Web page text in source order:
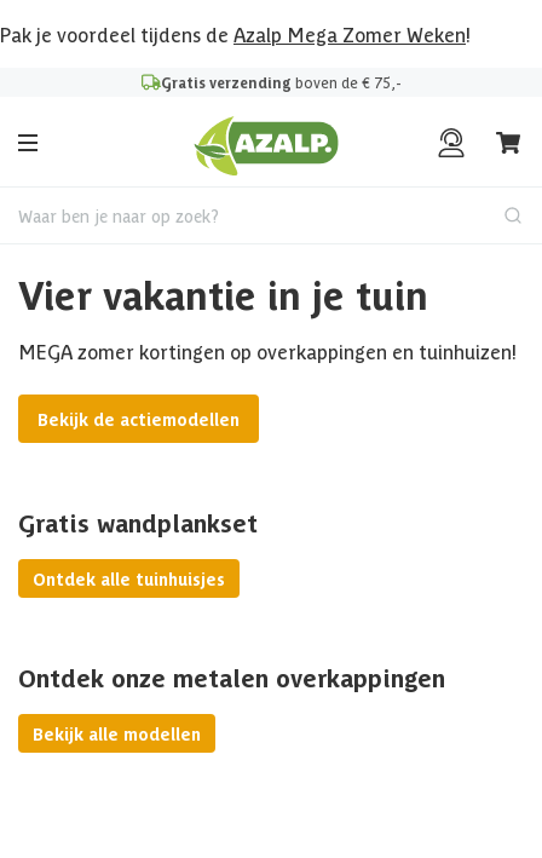
Pak je voordeel tijdens de Azalp Mega Zomer Weken!
Gratis verzending boven de € 75,-
Waar ben je naar op zoek?
Vier vakantie in je tuin
MEGA zomer kortingen op overkappingen en tuinhuizen!
Bekijk de actiemodellen
Gratis wandplankset
Ontdek alle tuinhuisjes
Ontdek onze metalen overkappingen
Bekijk alle modellen